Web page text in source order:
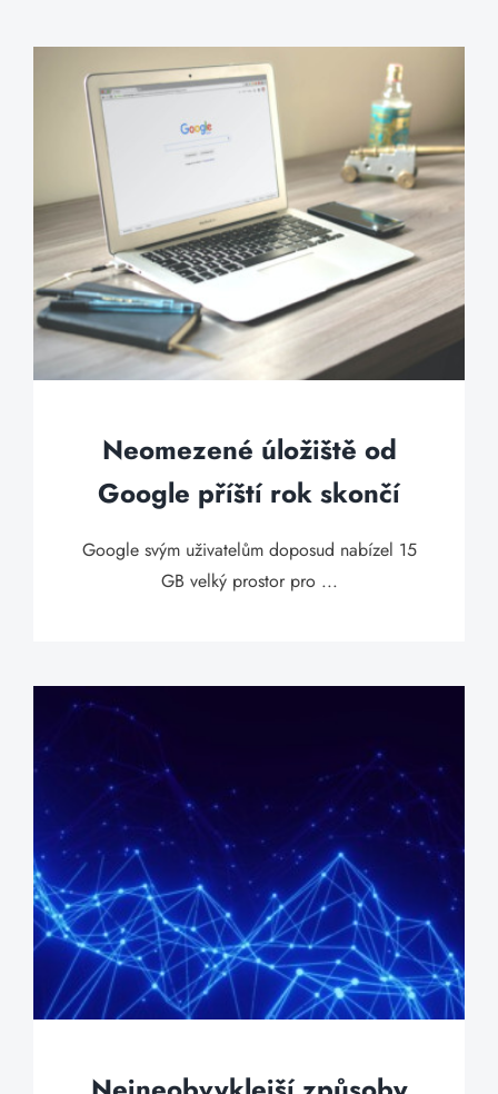
Neomezené úložiště od
Google příští rok skončí
Google svým uživatelům doposud nabízel 15
GB velký prostor pro ...